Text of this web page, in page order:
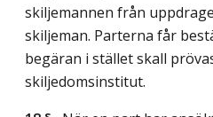
skiljemannen från
skiljeman. Parterna får
begäran i stället skall
skiljedomsinstitut.